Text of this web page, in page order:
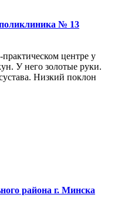
поликлиника № 13
центре у
У него золотые руки.
Низкий поклон
района г. Минска